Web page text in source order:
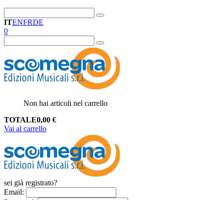
ITENFRDE
0
Non hai articoli nel carrello
TOTALE0,00 €
Vai al carrello
sei già registrato?
Email: